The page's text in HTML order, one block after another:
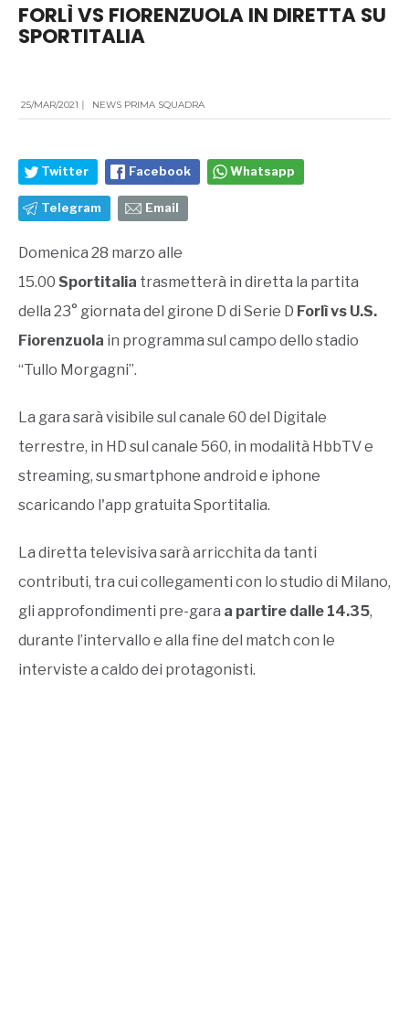
FORLÌ VS FIORENZUOLA IN DIRETTA SU
SPORTITALIA
25/MAR/2021 | NEWS PRIMA SQUADRA
Twitter Facebook Whatsapp
Telegram Email
Domenica 28 marzo alle
15.00 Sportitalia trasmetterà in diretta la partita
della 23° giornata del girone D di Serie D Forlì vs U.S.
Fiorenzuola in programma sul campo dello stadio
“Tullo Morgagni”.
La gara sarà visibile sul canale 60 del Digitale
terrestre, in HD sul canale 560, in modalità HbbTV e
streaming, su smartphone android e iphone
scaricando l'app gratuita Sportitalia.
La diretta televisiva sarà arricchita da tanti
contributi, tra cui collegamenti con lo studio di Milano,
gli approfondimenti pre-gara a partire dalle 14.35,
durante l’intervallo e alla fine del match con le
interviste a caldo dei protagonisti.